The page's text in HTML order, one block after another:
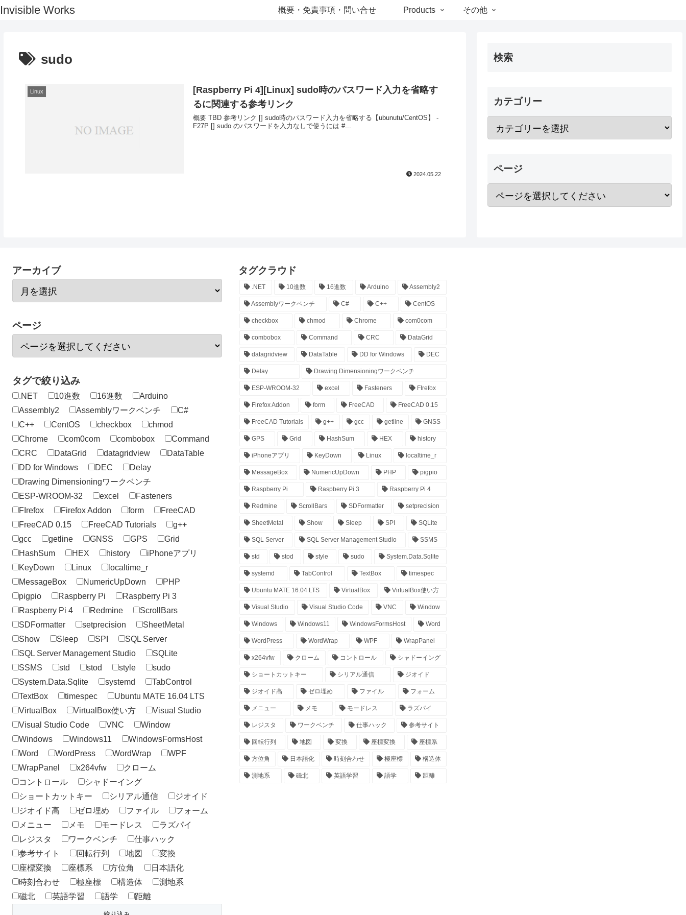
Invisible Works 概要・免責事項・問い合せ Products その他
sudo
Linux
[Raspberry Pi 4][Linux] sudo時のパスワード入力を省略す
るに関連する参考リンク
概要 TBD 参考リンク [] sudo時のパスワード入力を省略する【ubunutu/CentOS】 -
F27P [] sudo のパスワードを入力なしで使うには #...
2024.05.22
検索
カテゴリー
ページ
アーカイブ
ページ
タグで絞り込み
.NET 10進数 16進数
Arduino
Assembly2
Assemblyワークベンチ
C#
C++
CentOS checkbox
chmod
Chrome
com0com combobox
Command
CRC
DataGrid datagridview
DataTable
DD for Windows
DEC
Delay
Drawing Dimensioningワークベンチ
ESP-WROOM-32
excel
Fasteners
FIrefox
Firefox Addon form
FreeCAD
FreeCAD 0.15
FreeCAD Tutorials
g++
gcc
getline GNSS GPS
Grid
HashSum
HEX history
iPhoneアプリ
KeyDown
Linux
localtime_r
MessageBox
NumericUpDown
PHP
pigpio
Raspberry Pi
Raspberry Pi 3
Raspberry Pi 4
Redmine
ScrollBars
SDFormatter
setprecision
SheetMetal
Show
Sleep SPI
SQL Server
SQL Server Management Studio
SQLite
SSMS
std stod style
sudo
System.Data.Sqlite
systemd
TabControl
TextBox
timespec
Ubuntu MATE 16.04 LTS
VirtualBox
VirtualBox使い方
Visual Studio
Visual Studio Code
VNC
Window
Windows
Windows11
WindowsFormsHost
Word
WordPress WordWrap
WPF
WrapPanel
x264vfw
クローム
コントロール
シャドーイング
ショートカットキー
シリアル通信
ジオイド
ジオイド高
ゼロ埋め ファイル
フォーム
メニュー
メモ モードレス
ラズパイ
レジスタ
ワークベンチ
仕事ハック
参考サイト
回転行列 地図
変換
座標変換
座標系 方位角
日本語化
時刻合わせ
極座標 構造体
測地系
磁北
英語学習 語学 距離
タグクラウド
.NET 10進数 16進数 Arduino Assembly2
Assemblyワークベンチ C# C++ CentOS
checkbox chmod Chrome com0com
combobox Command CRC DataGrid
datagridview DataTable DD for Windows DEC
Delay Drawing Dimensioningワークベンチ
ESP-WROOM-32 excel Fasteners FIrefox
Firefox Addon form FreeCAD FreeCAD 0.15
FreeCAD Tutorials g++ gcc getline GNSS
GPS Grid HashSum HEX history
iPhoneアプリ KeyDown Linux localtime_r
MessageBox NumericUpDown PHP pigpio
Raspberry Pi Raspberry Pi 3 Raspberry Pi 4
Redmine ScrollBars SDFormatter setprecision
SheetMetal Show Sleep SPI SQLite
SQL Server SQL Server Management Studio SSMS
std stod style sudo System.Data.Sqlite
systemd TabControl TextBox timespec
Ubuntu MATE 16.04 LTS VirtualBox VirtualBox使い方
Visual Studio Visual Studio Code VNC Window
Windows Windows11 WindowsFormsHost Word
WordPress WordWrap WPF WrapPanel
x264vfw クローム コントロール シャドーイング
ショートカットキー シリアル通信 ジオイド
ジオイド高 ゼロ埋め ファイル フォーム
メニュー メモ モードレス ラズパイ
レジスタ ワークベンチ 仕事ハック 参考サイト
回転行列 地図 変換 座標変換 座標系
方位角 日本語化 時刻合わせ 極座標 構造体
測地系 磁北 英語学習 語学 距離